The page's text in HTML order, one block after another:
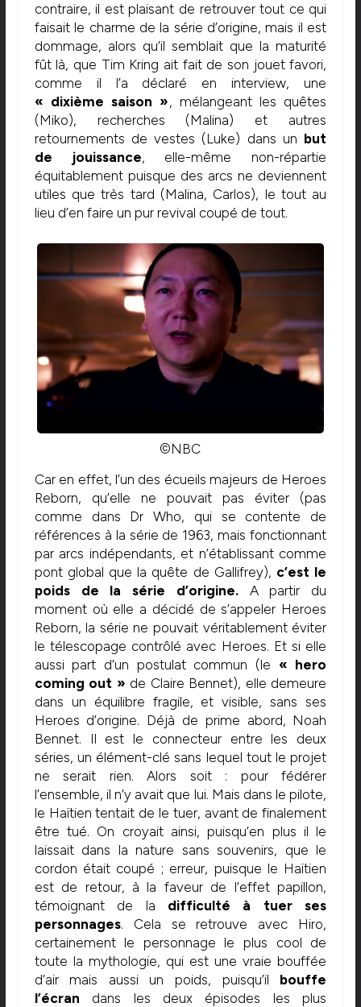
contraire, il est plaisant de retrouver tout ce qui
faisait le charme de la série d’origine, mais il est
dommage, alors qu’il semblait que la maturité
fût là, que Tim Kring ait fait de son jouet favori,
comme il l’a déclaré en interview, une
« dixième saison », mélangeant les quêtes
(Miko), recherches (Malina) et autres
retournements de vestes (Luke) dans un but
de jouissance, elle-même non-répartie
équitablement puisque des arcs ne deviennent
utiles que très tard (Malina, Carlos), le tout au
lieu d’en faire un pur revival coupé de tout.
©NBC
Car en effet, l’un des écueils majeurs de Heroes
Reborn, qu’elle ne pouvait pas éviter (pas
comme dans Dr Who, qui se contente de
références à la série de 1963, mais fonctionnant
par arcs indépendants, et n’établissant comme
pont global que la quête de Gallifrey), c’est le
poids de la série d’origine.A partir du
moment où elle a décidé de s’appeler Heroes
Reborn, la série ne pouvait véritablement éviter
le télescopage contrôlé avec Heroes. Et si elle
aussi part d’un postulat commun (le « hero
coming out » de Claire Bennet), elle demeure
dans un équilibre fragile, et visible, sans ses
Heroes d’origine. Déjà de prime abord, Noah
Bennet. Il est le connecteur entre les deux
séries, un élément-clé sans lequel tout le projet
ne serait rien. Alors soit : pour fédérer
l’ensemble, il n’y avait que lui. Mais dans le pilote,
le Haïtien tentait de le tuer, avant de finalement
être tué. On croyait ainsi, puisqu’en plus il le
laissait dans la nature sans souvenirs, que le
cordon était coupé ; erreur, puisque le Haïtien
est de retour, à la faveur de l’effet papillon,
témoignant de la difficulté à tuer ses
personnages. Cela se retrouve avec Hiro,
certainement le personnage le plus cool de
toute la mythologie, qui est une vraie bouffée
d’air mais aussi un poids, puisqu’il bouffe
l’écran dans les deux épisodes les plus